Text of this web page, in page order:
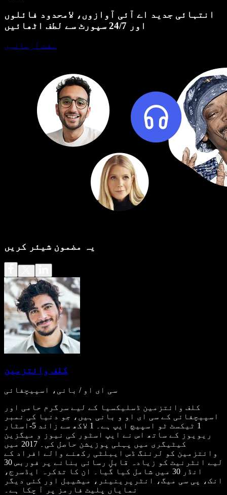
انتہائی جدید اے آئی آوازوں، لامحدود فائلوں
اور 24/7 سپورٹ سے لطف اٹھائیں
مفت آزمائیں
یہ مضمون شیئر کریں
کلف وائتزمین
سی ای او / بانی، اسپیچفائی
کلف وائتزمین ڈسلیکسیا کے لیے سرگرم حامی اور
اسپیچفائی کے سی ای او و بانی ہیں، جو دنیا کی نمبر
1 ٹیکسٹ ٹو اسپیچ ایپ ہے۔ 1 لاکھ سے زائد 5-اسٹار
ریویوز کے ساتھ اس نے ایپ اسٹور کی نیوز و میگزین
کیٹیگری میں پہلی پوزیشن حاصل کی۔ 2017 میں
وائتزمین کو لرننگ ڈس ایبلٹی رکھنے والے افراد کے
لیے انٹرنیٹ کو زیادہ قابلِ رسائی بنانے پر فوربس 30
انڈر 30 میں شامل کیا گیا۔ ان کا تذکرہ ایڈسرج،
انک، پی سی میگ، انٹرپرینیئر، میشیبل اور کئی دیگر
نمایاں پلیٹ فارمز پر آ چکا ہے۔